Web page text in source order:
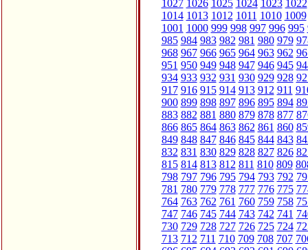
1027 1026 1025 1024 1023 1022
1014 1013 1012 1011 1010 1009
1001 1000 999 998 997 996 995
985 984 983 982 981 980 979
968 967 966 965 964 963 962
951 950 949 948 947 946 945
934 933 932 931 930 929 928
917 916 915 914 913 912 911
900 899 898 897 896 895 894
883 882 881 880 879 878 877
866 865 864 863 862 861 860
849 848 847 846 845 844 843
832 831 830 829 828 827 826
815 814 813 812 811 810 809
798 797 796 795 794 793 792
781 780 779 778 777 776 775
764 763 762 761 760 759 758
747 746 745 744 743 742 741
730 729 728 727 726 725 724
713 712 711 710 709 708 707